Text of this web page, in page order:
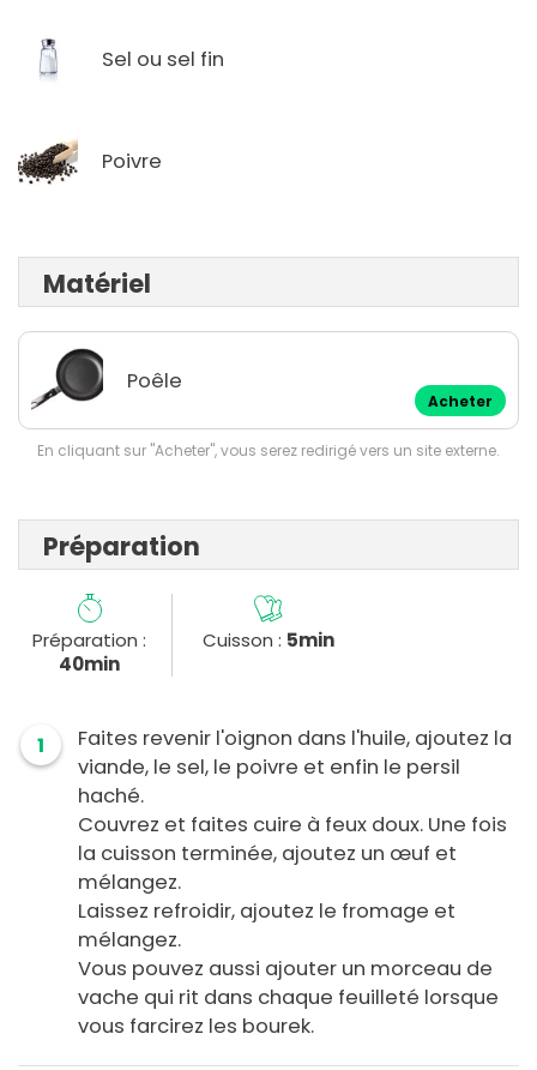
Sel ou sel fin
Poivre
Matériel
Poêle
Acheter
En cliquant sur "Acheter", vous serez redirigé vers un site externe.
Préparation
Préparation :
40min
Cuisson : 5min
1
Faites revenir l'oignon dans l'huile, ajoutez la
viande, le sel, le poivre et enfin le persil
haché.
Couvrez et faites cuire à feux doux. Une fois
la cuisson terminée, ajoutez un œuf et
mélangez.
Laissez refroidir, ajoutez le fromage et
mélangez.
Vous pouvez aussi ajouter un morceau de
vache qui rit dans chaque feuilleté lorsque
vous farcirez les bourek.